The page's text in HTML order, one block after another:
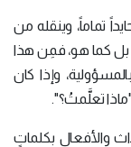
تماماً، وينقله من
بل كما هو، فمِن هذا
وإذا كان
تعلَّمتُ؟".
والأفعال بكلماتٍ